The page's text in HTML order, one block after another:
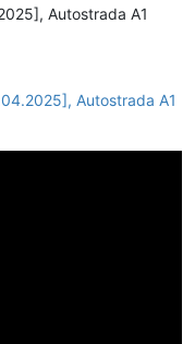
Autostrada A1
Autostrada A1